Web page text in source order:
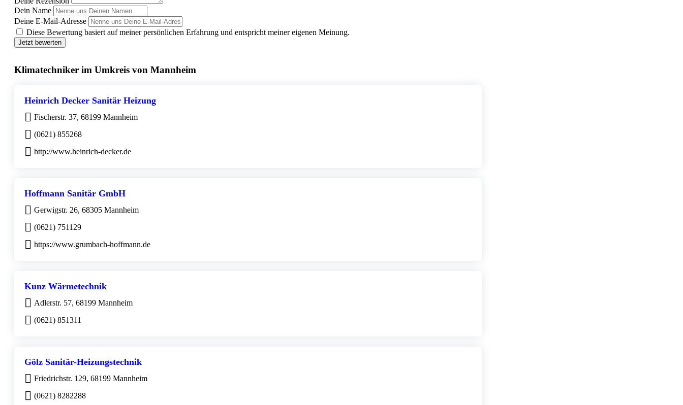
Dein Name
Deine E-Mail-Adresse
Diese Bewertung basiert auf meiner persönlichen Erfahrung und entspricht meiner eigenen Meinung.
Jetzt bewerten
Klimatechniker im Umkreis von Mannheim
Heinrich Decker Sanitär Heizung
Fischerstr. 37, 68199 Mannheim
(0621) 855268
http://www.heinrich-decker.de
Hoffmann Sanitär GmbH
Gerwigstr. 26, 68305 Mannheim
(0621) 751129
https://www.grumbach-hoffmann.de
Kunz Wärmetechnik
Adlerstr. 57, 68199 Mannheim
(0621) 851311
Gölz Sanitär-Heizungstechnik
Friedrichstr. 129, 68199 Mannheim
(0621) 8282288